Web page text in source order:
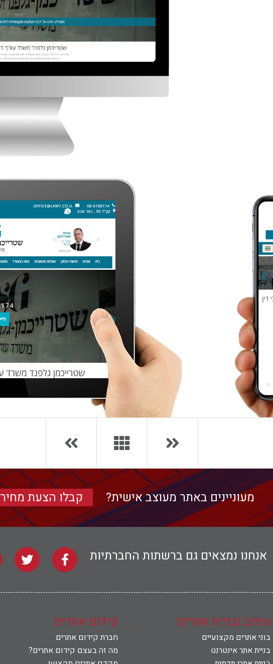
מעוניינים באתר מעוצב אישית? קבלו הצעת מחיר
אנחנו נמצאים גם ברשתות החברתיות
עיצוב ובניית אתרים
בוני אתרים מקצועיים
בניית אתר אינטרנט
קידום אתרים
חברת קידום אתרים
מה זה בעצם קידום אתרים?